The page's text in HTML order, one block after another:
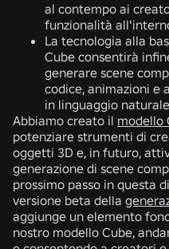
al contempo ai
funzionalità
La tecnologia alla
Cube consentirà
generare scene
codice, animazioni e
in linguaggio
Abbiamo creato il modello
potenziare strumenti di
oggetti 3D e, in futuro,
generazione di scene
prossimo passo in questa
versione beta della
aggiunge un elemento
nostro modello Cube,